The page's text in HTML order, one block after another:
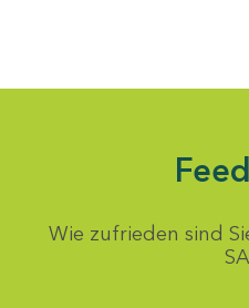
Wie zufrieden sind